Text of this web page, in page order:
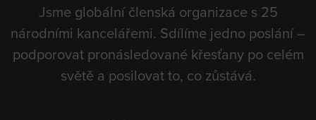
Jsme globální členská organizace s 25
národními kancelářemi. Sdílíme jedno poslání –
podporovat pronásledované křesťany po celém
světě a posilovat to, co zůstává.